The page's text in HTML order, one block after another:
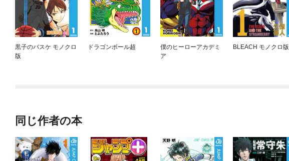
黒子のバスケ モノクロ
版
ドラゴンボール超
僕のヒーローアカデミ
ア
BLEACH モノクロ版
同じ作者の本